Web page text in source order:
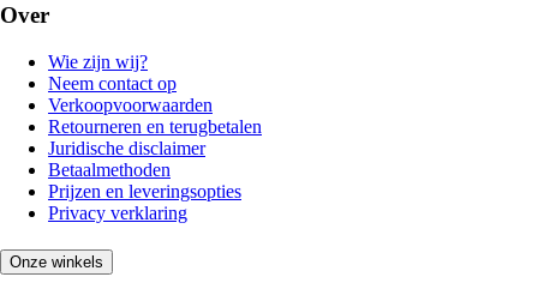
Over
Wie zijn wij?
Neem contact op
Verkoopvoorwaarden
Retourneren en terugbetalen
Juridische disclaimer
Betaalmethoden
Prijzen en leveringsopties
Privacy verklaring
Onze winkels